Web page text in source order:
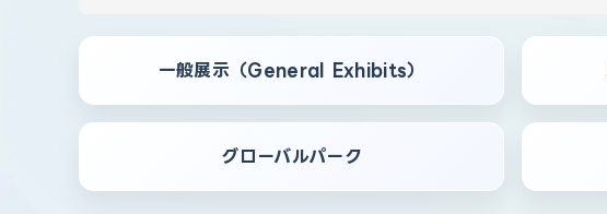
一般展示（General Exhibits）
グローバルパーク